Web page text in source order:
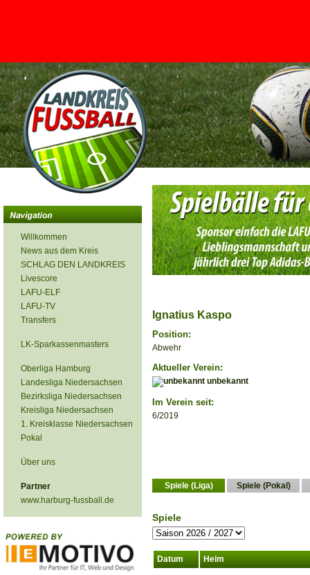
<
Willkommen
News aus dem Kreis
SCHLAG DEN LANDKREIS
Livescore
LAFU-ELF
LAFU-TV
Transfers
LK-Sparkassenmasters
Oberliga Hamburg
Landesliga Niedersachsen
Bezirksliga Niedersachsen
Kreisliga Niedersachsen
1. Kreisklasse Niedersachsen
Pokal
Über uns
Partner
www.harburg-fussball.de
Ignatius Kaspo
Position:
Abwehr
Aktueller Verein:
unbekannt
Im Verein seit:
6/2019
Spiele (Liga) Spiele (Pokal)
Spiele
Datum Heim